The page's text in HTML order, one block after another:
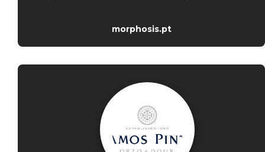
morphosis.pt